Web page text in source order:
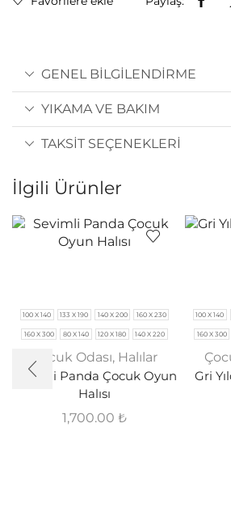
GENEL BILGILENDIRME
YIKAMA VE BAKIM
TAKSIT SEÇENEKLERI
İlgili Ürünler
100 X 140 133 X 190 140 X 200 160 X 230
160 X 300 80 X 140 120 X 180 140 X 220
Çocuk Odası, Halılar
Sevimli Panda Çocuk Oyun
Halısı
1,700.00 ₺
100 X 140
160 X 300
Gri